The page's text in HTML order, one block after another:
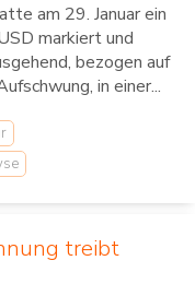
am 29. Januar ein
markiert und
bezogen auf
in einer...
treibt